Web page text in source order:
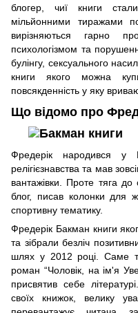
блогер, чиї книги
мільйонними тиражами
вирізняються гарно
психологізмом та
булінгу, сексуального
книги якого можна
повсякденність у яку
Що відомо про
Фредерік народився у
релігієзнавства та мав
вантажівки. Проте тяга
блог, писав колонки для
спортивну тематику.
Фредерік Бакман книги
та зібрали безліч
шлях у 2012 році. Саме
роман “Чоловік, на ім'я
присвятив себе
своїх книжок, велику